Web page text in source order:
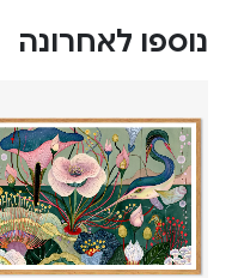
נוספו לאחרונה